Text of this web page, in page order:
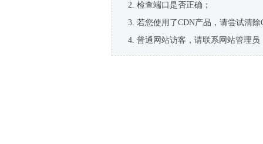
检查端口是否正确；
若您使用了CDN产品，请尝试清除
普通网站访客，请联系网站管理员